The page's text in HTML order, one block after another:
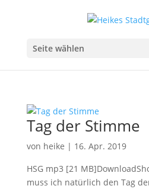
Seite wählen
Tag der Stimme
von heike | 16. Apr. 2019
HSG mp3 [21
muss ich natürlich den Tag